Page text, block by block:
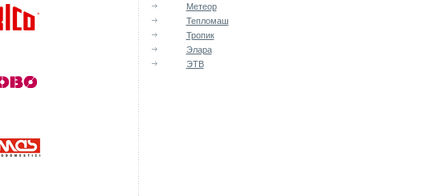
Метеор
Тепломаш
Тропик
Элара
ЭТВ